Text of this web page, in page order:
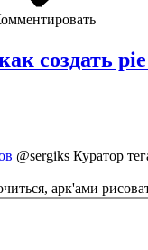
создать
@sergiks Куратор
арк'ами